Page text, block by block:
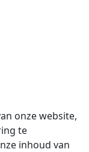
onze website,
te
inhoud van